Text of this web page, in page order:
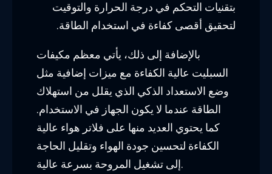
بتقنيات التحكم في درجة الحرارة والتوقيت
لتحقيق أقصى كفاءة في استخدام الطاقة.
بالإضافة إلى ذلك، يأتي معظم مكيفات
السبليت عالية الكفاءة مع ميزات إضافية مثل
وضع الاستعداد الذكي الذي يقلل من استهلاك
الطاقة عندما لا يكون الجهاز في الاستخدام.
كما يحتوي العديد منها على فلاتر هواء عالية
الكفاءة لتحسين جودة الهواء وتقليل الحاجة
إلى تشغيل المروحة بسرعة عالية.